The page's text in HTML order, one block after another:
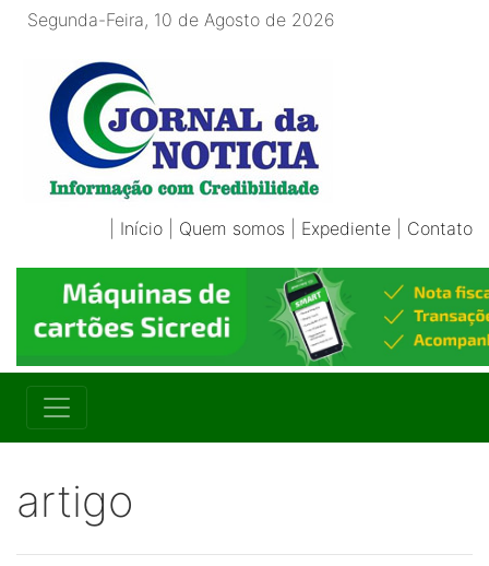
Segunda-Feira, 10 de Agosto de 2026
Início Quem somos Expediente Contato
artigo